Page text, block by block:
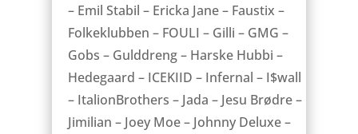
– Emil Stabil – Ericka Jane – Faustix –
Folkeklubben – FOULI – Gilli – GMG –
Gobs – Gulddreng – Harske Hubbi –
Hedegaard – ICEKIID – Infernal – I$wall
– ItalionBrothers – Jada – Jesu Brødre –
Jimilian – Joey Moe – Johnny Deluxe –